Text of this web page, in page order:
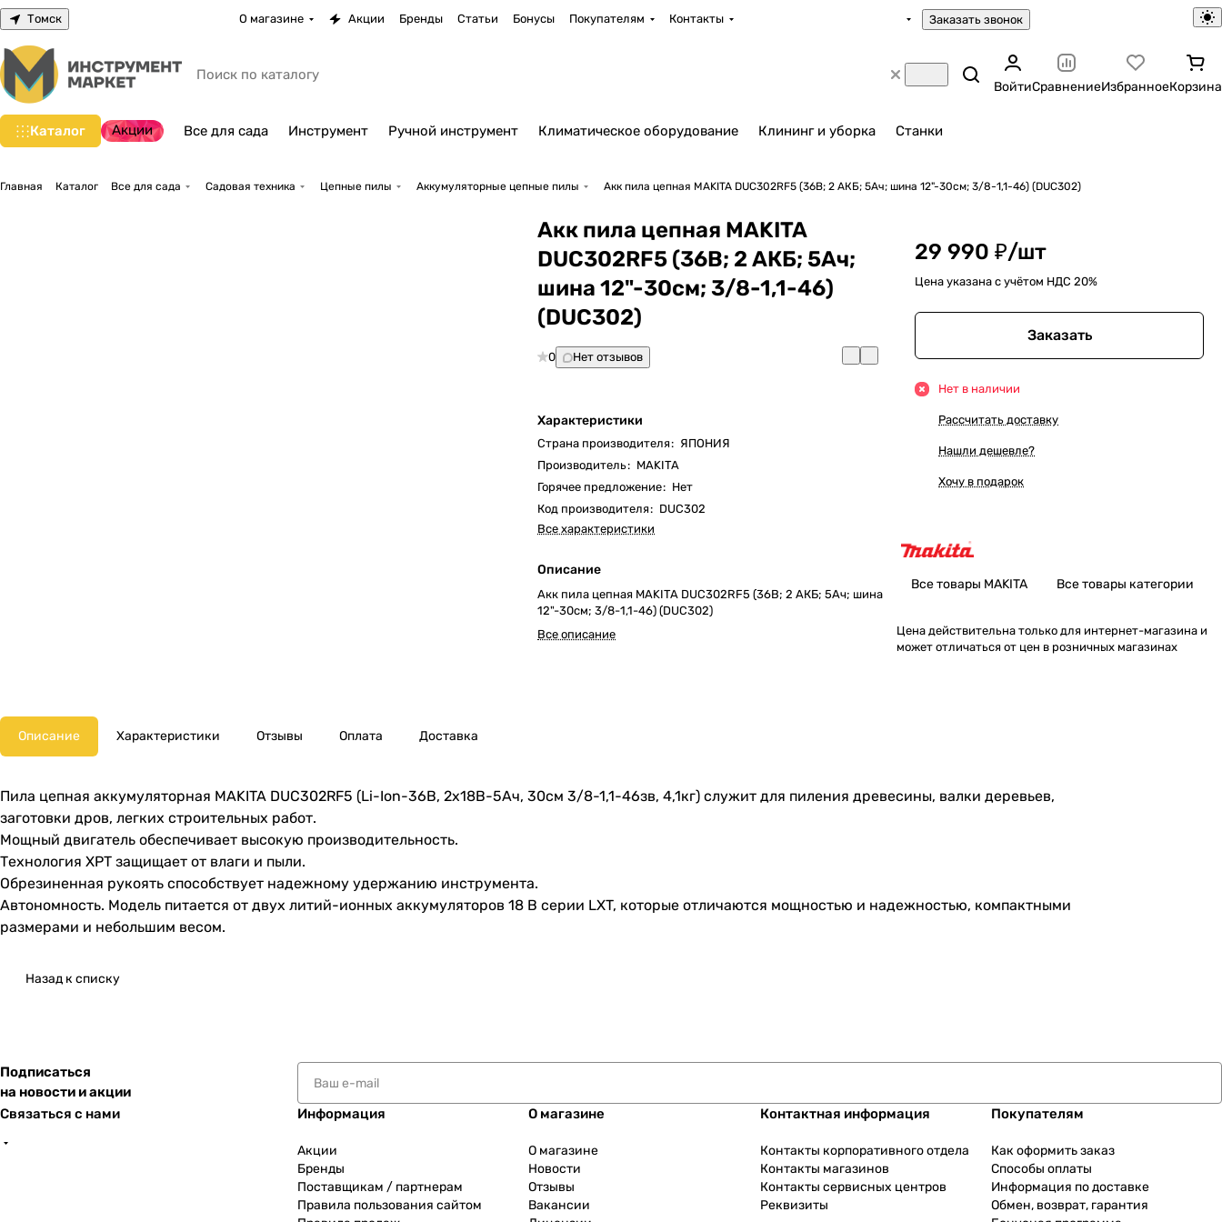
Томск О магазине Акции Бренды Статьи Бонусы Покупателям Контакты Заказать звонок
ВойтиСравнениеИзбранноеКорзина
Каталог Акции Все для сада Инструмент Ручной инструмент Климатическое оборудование Клининг и уборка Станки
Главная Каталог Все для сада Садовая техника Цепные пилы Аккумуляторные цепные пилы Акк пила цепная MAKITA DUC302RF5 (36В; 2 АКБ; 5Ач; шина 12"-30см; 3/8-1,1-46) (DUC302)
Акк пила цепная MAKITA
DUC302RF5 (36В; 2 АКБ; 5Ач;
шина 12"-30см; 3/8-1,1-46)
(DUC302)
0 Нет отзывов
Характеристики
Страна производителя: ЯПОНИЯ
Производитель: MAKITA
Горячее предложение: Нет
Код производителя: DUC302
Все характеристики
Описание
Акк пила цепная MAKITA DUC302RF5 (36В; 2 АКБ; 5Ач; шина
12"-30см; 3/8-1,1-46) (DUC302)
Все описание
29 990 ₽/шт
Цена указана с учётом НДС 20%
Заказать
Нет в наличии
Рассчитать доставку
Нашли дешевле?
Хочу в подарок
Все товары MAKITA Все товары категории
Цена действительна только для интернет-магазина и
может отличаться от цен в розничных магазинах
Описание Характеристики Отзывы Оплата Доставка
Пила цепная аккумуляторная MAKITA DUC302RF5 (Li-Ion-36В, 2х18В-5Ач, 30см 3/8-1,1-46зв, 4,1кг) служит для пиления древесины, валки деревьев,
заготовки дров, легких строительных работ.
Мощный двигатель обеспечивает высокую производительность.
Технология ХРТ защищает от влаги и пыли.
Обрезиненная рукоять способствует надежному удержанию инструмента.
Автономность. Модель питается от двух литий-ионных аккумуляторов 18 В серии LXT, которые отличаются мощностью и надежностью, компактными
размерами и небольшим весом.
Назад к списку
Подписаться
на новости и акции
Связаться с нами
Информация
Акции
Бренды
Поставщикам / партнерам
Правила пользования сайтом
О магазине
О магазине
Новости
Отзывы
Вакансии
Контактная информация
Контакты корпоративного отдела
Контакты магазинов
Контакты сервисных центров
Реквизиты
Покупателям
Как оформить заказ
Способы оплаты
Информация по доставке
Обмен, возврат, гарантия